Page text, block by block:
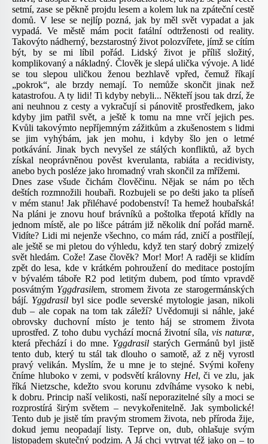
setmí, zase se pěkně projdu lesem a kolem luk na zpáteční cestě
domů. V lese se nejlíp pozná, jak by měl svět vypadat a jak
vypadá. Ve městě mám pocit fatální odtrženosti od reality.
Takovýto nádherný, bezstarostný život polozvířete, jímž se cítím
být, by se mi líbil pořád. Lidský život je příliš složitý,
komplikovaný a nákladný. Člověk je slepá ulička vývoje. A lidé
se tou slepou uličkou ženou bezhlavě vpřed, čemuž říkají
„pokrok“, ale brzdy nemají. To nemůže skončit jinak než
katastrofou. A ty lidi! Ti kdyby nebyli... Někteří jsou tak drzí, že
ani neuhnou z cesty a vykračují si pánovitě prostředkem, jako
kdyby jim patřil svět, a ještě k tomu na mne vrčí jejich pes.
Kvůli takovýmto nepříjemným zážitkům a zkušenostem s lidmi
se jim vyhýbám, jak jen mohu, i kdyby šlo jen o letmé
potkávání. Jinak bych nevyšel ze stálých konfliktů, až bych
získal neoprávněnou pověst kverulanta, rabiáta a recidivisty,
anebo bych posléze jako hromadný vrah skončil za mřížemi.
Dnes zase všude čichám člověčinu. Nějak se nám po těch
deštích rozmnožili houbaři. Rozbujeli se po dešti jako ta plíseň
v mém stanu! Jak přiléhavé podobenství! Ta hemež houbařská!
Na pláni je znovu houf brávníků a poštolka třepotá křídly na
jednom místě, ale po lišce pátrám již několik dní pořád marně.
Vidíte? Lidi mi nejenže všechno, co mám rád, zničí a postřílejí,
ale ještě se mi pletou do výhledu, když ten starý dobrý zmizelý
svět hledám. Cože! Zase člověk? Mor! Mor! A raději se klidím
zpět do lesa, kde v krátkém pohroužení do meditace postojím
v bývalém táboře R2 pod letitým dubem, pod tímto vpravdě
posvátným Yggdrasilem, stromem života ze starogermánských
bájí. Yggdrasilbyl sice podle severské mytologie jasan, nikoli
dub – ale copak na tom tak záleží? Uvědomuji si náhle, jaké
obrovsky duchovní místo je tento háj se stromem života
uprostřed. Z toho dubu vychází mocná životní síla, vis naturæ,
která přechází i do mne. Yggdrasilstarých Germánů byl jistě
tento dub, který tu stál tak dlouho o samotě, až z něj vyrostl
pravý velikán. Myslím, že u mne je to stejné. Svými kořeny
čníme hluboko v zemi, v podsvětí královny Hel, či ve zlu, jak
říká Nietzsche, kdežto svou korunu zdvíháme vysoko k nebi,
k dobru. Princip naší velikosti, naší neporazitelné síly a moci se
rozprostírá širým světem – nevykořenitelně. Jak symbolické!
Tento dub je jistě tím pravým stromem života, neb příroda žije,
dokud jemu neopadají listy. Teprve on, dub, ohlašuje svým
listopadem skutečný podzim. A Já chci vytrvat též jako on – to